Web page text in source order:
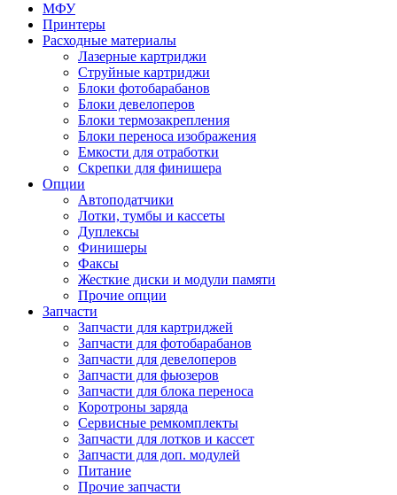
МФУ
Принтеры
Расходные материалы
Лазерные картриджи
Струйные картриджи
Блоки фотобарабанов
Блоки девелоперов
Блоки термозакрепления
Блоки переноса изображения
Емкости для отработки
Скрепки для финишера
Опции
Автоподатчики
Лотки, тумбы и кассеты
Дуплексы
Финишеры
Факсы
Жесткие диски и модули памяти
Прочие опции
Запчасти
Запчасти для картриджей
Запчасти для фотобарабанов
Запчасти для девелоперов
Запчасти для фьюзеров
Запчасти для блока переноса
Коротроны заряда
Сервисные ремкомплекты
Запчасти для лотков и кассет
Запчасти для доп. модулей
Питание
Прочие запчасти